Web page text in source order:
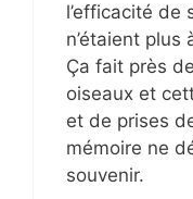
l’efficacité de
n’étaient plus
Ça fait près
oiseaux et
et de prises
mémoire ne
souvenir.